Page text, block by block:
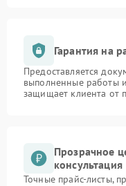
Гарантия на
Предоставляется
выполненные работы
защищает клиента от
Прозрачное
консультация
Точные прайс-листы,